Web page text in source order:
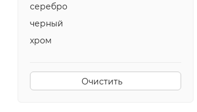
серебро
черный
хром
Очистить